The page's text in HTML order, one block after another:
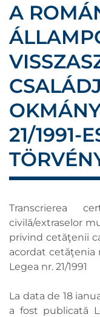
A
21/1991-
Transcrierea
civilă/extraselor
privind cetăţenii
acordat cetăţenia
Legea nr. 21/1991
La data de 18
a fost publicată